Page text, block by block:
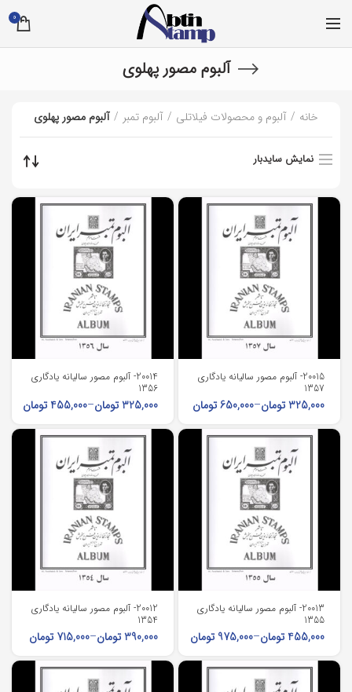
0
آلبوم مصور پهلوی
خانه آلبوم و محصولات فیلاتلی آلبوم تمبر آلبوم مصور پهلوی
نمایش سایدبار
20015- آلبوم مصور سالیانه یادگاری
1357
325,000تومان–
650,000تومان
20014- آلبوم مصور سالیانه یادگاری
1356
325,000تومان–
455,000 تومان
20013- آلبوم مصور سالیانه یادگاری
1355
455,000 تومان–
975,000 تومان
20012- آلبوم مصور سالیانه یادگاری
1354
390,000تومان–
715,000 تومان